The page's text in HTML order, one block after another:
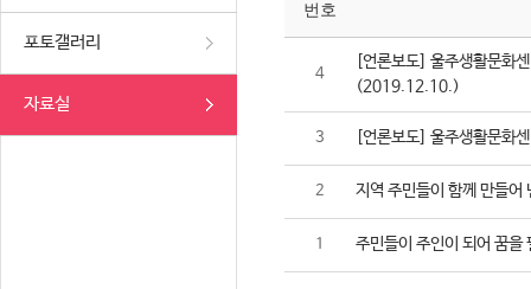
포토갤러리
자료실
번호
4
[언론보도] 울주생활문화
(2019.12.10.)
3 [언론보도] 울주생활문화
2 지역 주민들이 함께 만들
1 주민들이 주인이 되어 꿈